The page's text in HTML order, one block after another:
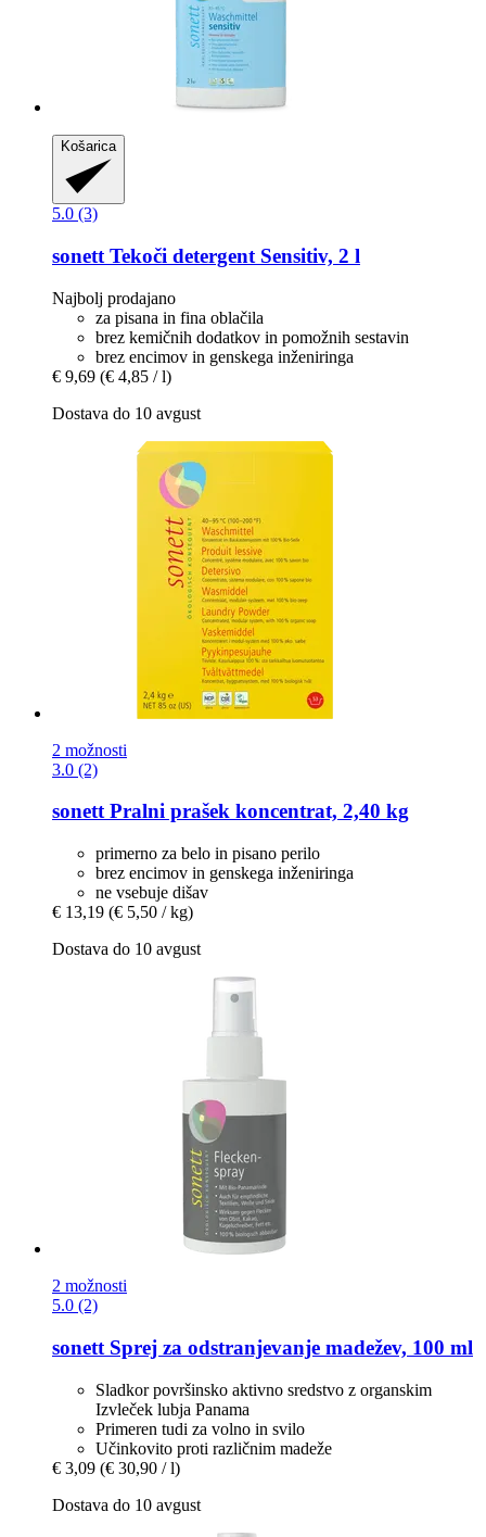
Košarica
5.0 (3)
sonett Tekoči detergent Sensitiv, 2 l
Najbolj prodajano
za pisana in fina oblačila
brez kemičnih dodatkov in pomožnih sestavin
brez encimov in genskega inženiringa
€ 9,69 (€ 4,85 / l)
Dostava do 10 avgust
2 možnosti
3.0 (2)
sonettPralni prašek koncentrat, 2,40 kg
primerno za belo in pisano perilo
brez encimov in genskega inženiringa
ne vsebuje dišav
€ 13,19 (€ 5,50 / kg)
Dostava do 10 avgust
2 možnosti
5.0 (2)
sonett Sprej za odstranjevanje madežev, 100 ml
Sladkor površinsko aktivno sredstvo z organskim
Izvleček lubja Panama
Primeren tudi za volno in svilo
Učinkovito proti različnim madeže
€ 3,09 (€ 30,90 / l)
Dostava do 10 avgust